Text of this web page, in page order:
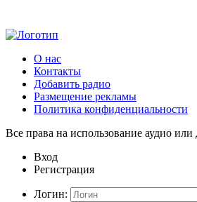
О нас
Контакты
Добавить радио
Размещение рекламы
Политика конфиденциальности
Все права на использование аудио
Вход
Регистрация
Логин: